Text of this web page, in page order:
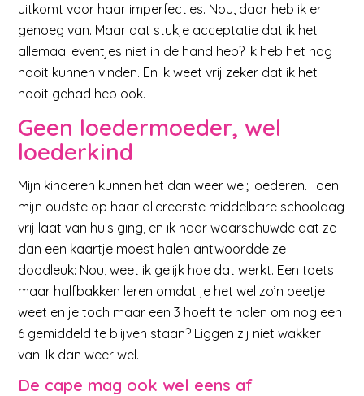
uitkomt voor haar imperfecties. Nou, daar heb ik er
genoeg van. Maar dat stukje acceptatie dat ik het
allemaal eventjes niet in de hand heb? Ik heb het nog
nooit kunnen vinden. En ik weet vrij zeker dat ik het
nooit gehad heb ook.
Geen loedermoeder, wel
loederkind
Mijn kinderen kunnen het dan weer wel; loederen. Toen
mijn oudste op haar allereerste middelbare schooldag
vrij laat van huis ging, en ik haar waarschuwde dat ze
dan een kaartje moest halen antwoordde ze
doodleuk: Nou, weet ik gelijk hoe dat werkt. Een toets
maar halfbakken leren omdat je het wel zo’n beetje
weet en je toch maar een 3 hoeft te halen om nog een
6 gemiddeld te blijven staan? Liggen zij niet wakker
van. Ik dan weer wel.
De cape mag ook wel eens af